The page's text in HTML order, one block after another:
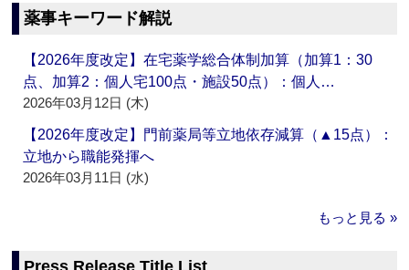
薬事キーワード解説
【2026年度改定】在宅薬学総合体制加算（加算1：30
点、加算2：個人宅100点・施設50点）：個人…
2026年03月12日 (木)
【2026年度改定】門前薬局等立地依存減算（▲15点）：
立地から職能発揮へ
2026年03月11日 (水)
もっと見る »